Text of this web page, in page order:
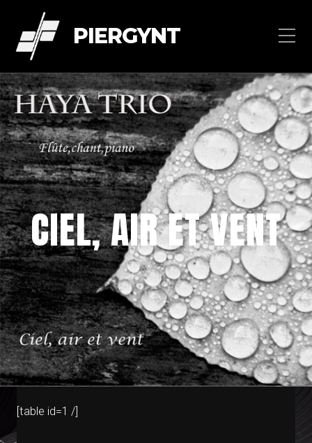
PIERGYNT
CIEL, AIR ET VENT
[table id=1 /]